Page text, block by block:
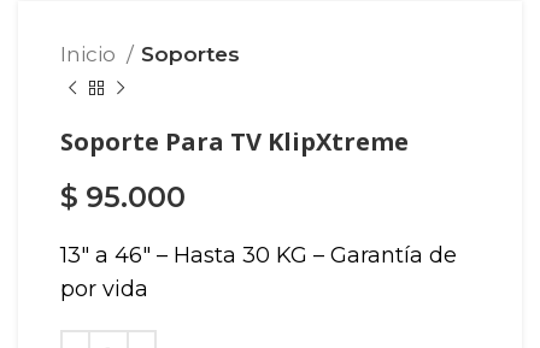
Inicio Soportes
Soporte Para TV KlipXtreme
$ 95.000
13″ a 46″ – Hasta 30 KG – Garantía de
por vida